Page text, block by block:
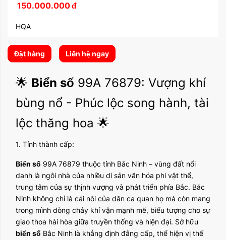
150.000.000đ
HQA
Đặt hàng Liên hệ ngay
🌟 Biển số 99A 76879: Vượng khí
bùng nổ - Phúc lộc song hành, tài
lộc thăng hoa 🌟
1. Tỉnh thành cấp:
Biển số 99A 76879 thuộc tỉnh Bắc Ninh – vùng đất nổi
danh là ngôi nhà của nhiều di sản văn hóa phi vật thể,
trung tâm của sự thịnh vượng và phát triển phía Bắc. Bắc
Ninh không chỉ là cái nôi của dân ca quan họ mà còn mang
trong mình dòng chảy khí vận mạnh mẽ, biểu tượng cho sự
giao thoa hài hòa giữa truyền thống và hiện đại. Sở hữu
biển số Bắc Ninh là khẳng định đẳng cấp, thể hiện vị thế